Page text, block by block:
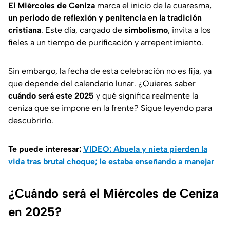
El Miércoles de Ceniza marca el inicio de la cuaresma,
un periodo de reflexión y penitencia en la tradición
cristiana. Este día, cargado de simbolismo, invita a los
fieles a un tiempo de purificación y arrepentimiento.
Sin embargo, la fecha de esta celebración no es fija, ya
que depende del calendario lunar. ¿Quieres saber
cuándo será este 2025 y qué significa realmente la
ceniza que se impone en la frente? Sigue leyendo para
descubrirlo.
Te puede interesar: VIDEO: Abuela y nieta pierden la
vida tras brutal choque; le estaba enseñando a manejar
¿Cuándo será el Miércoles de Ceniza
en 2025?